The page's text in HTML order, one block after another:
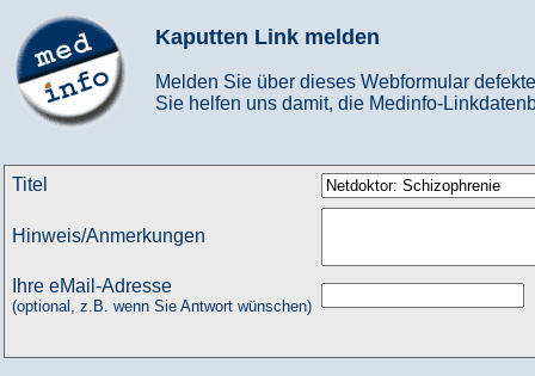
Kaputten Link melden
Melden Sie über dieses Webformular
Sie helfen uns damit, die Medinfo-
Titel
Hinweis/Anmerkungen
Ihre eMail-Adresse
(optional, z.B. wenn Sie Antwort wünschen)